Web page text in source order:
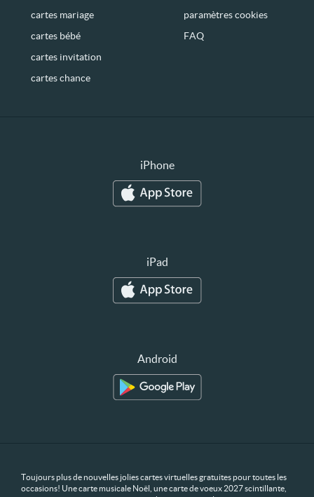
cartes mariage
cartes bébé
cartes invitation
cartes chance
paramètres cookies
FAQ
iPhone
iPad
Android
Toujours plus de nouvelles jolies cartes virtuelles gratuites pour toutes les
occasions! Une carte musicale Noël, une carte de voeux 2027 scintillante,